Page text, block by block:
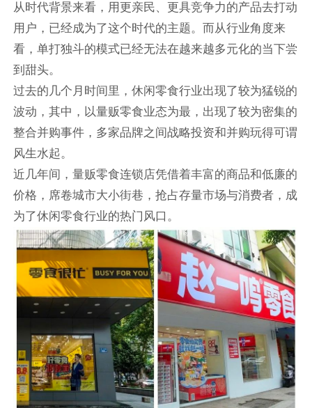
从时代背景来看，用更亲民、更具竞争力的产品去打动
用户，已经成为了这个时代的主题。而从行业角度来
看，单打独斗的模式已经无法在越来越多元化的当下尝
到甜头。
过去的几个月时间里，休闲零食行业出现了较为猛锐的
波动，其中，以量贩零食业态为最，出现了较为密集的
整合并购事件，多家品牌之间战略投资和并购玩得可谓
风生水起。
近几年间，量贩零食连锁店凭借着丰富的商品和低廉的
价格，席卷城市大小街巷，抢占存量市场与消费者，成
为了休闲零食行业的热门风口。